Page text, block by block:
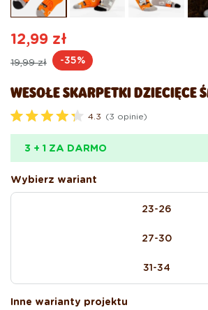
oknie
modalnym
WESOŁE SKARPETKI DZIECIĘCE
c
o
n
o
w
a
4.3 (3 opinie)
Cena
regularna
19,99 zł
Cena
promocyjna
12,99 zł
-35%
3 + 1 ZA DARMO
Wybierz wariant
23-26
27-30
31-34
Inne warianty projektu